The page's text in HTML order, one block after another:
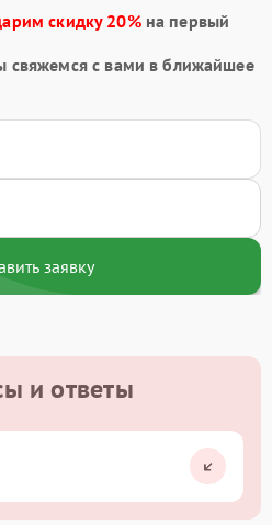
скидку 20%на первый
свяжемся с вами в ближайшее
заявку
и ответы